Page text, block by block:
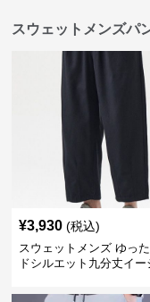
スウェットメンズパ
¥3,930 (税込)
スウェットメンズ ゆっ
ドシルエット九分丈イー